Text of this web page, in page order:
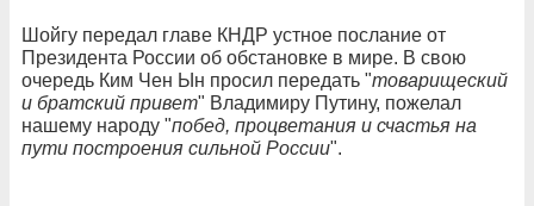
Шойгу передал главе КНДР устное послание от
Президента России об обстановке в мире. В свою
очередь Ким Чен Ын просил передать "товарищеский
и братский привет" Владимиру Путину, пожелал
нашему народу "побед, процветания и счастья на
пути построения сильной России".